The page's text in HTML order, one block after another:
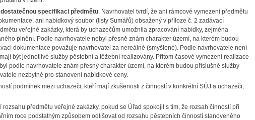
specifikaci předmětu. Navrhovatel tvrdí, že ani rámcové vymezení předmětu
ani nabídkový soubor (listy Sumářů) obsažený v příloze č. 2 zadávací
veřejné zakázky, která by uchazečům umožnila zpracování nabídky, zejména
plnění. Podle navrhovatele nebyl přesně znám charakter území, na kterém budou
dokumentace považuje navrhovatel za nereálné (smyšlené). Podle navrhovatele není
být jednotlivé služby pěstební a těžební realizovány. Přitom časové vymezení realizace
podle navrhovatele znám přesný charakter území, na kterém budou příslušné služby
nezbytné pro stanovení nabídkové ceny.
podmínek mezi uchazeči, kteří mají zkušenosti z činností v konkrétní SÚJ a uchazeči,
předmětu veřejné zakázky, pokud se Úřad spokojil s tím, že rozsah činností při
roce podstatným způsobem odlišovat od rozsahu pěstebních činností stanoveného